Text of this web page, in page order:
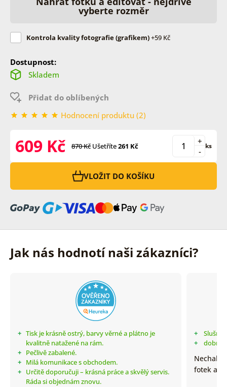
vyberte rozměr
Kontrola kvality fotografie (grafikem)+59 Kč
Dostupnost:
Skladem
Přidat do oblíbených
Hodnocení produktu (2)
609 Kč 870 Kč Ušetříte261 Kč -
+ ks
VLOŽIT DO KOŠÍKU
Jak nás hodnotí naši zákazníci?
+ Tisk je krásně ostrý, barvy věrné a plátno je
kvalitně natažené na rám.
+ Pečlivě zabalené.
+ Milá komunikace s obchodem.
+ Určitě doporučuji – krásná práce a skvělý servis.
Ráda si objednám znovu.
+
Slušné
+
dobrá
Nechali
fotek a